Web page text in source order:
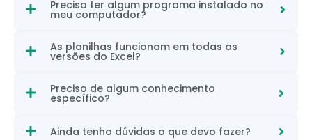
Preciso ter algum programa instalado no
meu computador?
As planilhas funcionam em todas as
versões do Excel?
Preciso de algum conhecimento
específico?
Ainda tenho dúvidas o que devo fazer?